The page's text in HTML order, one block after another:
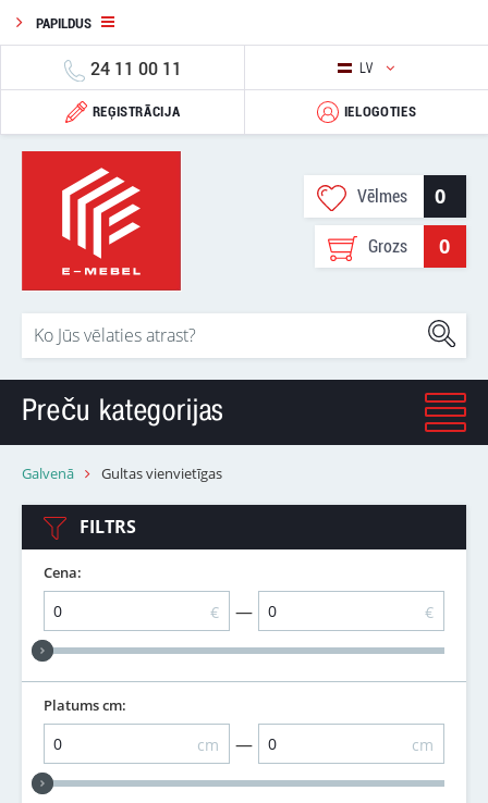
PAPILDUS
24 11 00 11 LV
REĢISTRĀCIJA IELOGOTIES
Vēlmes 0
Grozs 0
Preču kategorijas
Galvenā Gultas vienvietīgas
FILTRS
Cena:
€ — €
Platums cm:
cm — cm